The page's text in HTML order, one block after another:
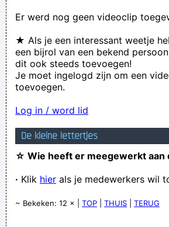
Heeft vandaag iemand
Laat het vanuit de diepten van
Moet ik echt die
Omdat God ooit mijn imaginaire
heb geen tuin) en die
Er werd nog geen videoclip
★ Als je een interessant weetje
een bijrol van een bekend
dit ook steeds toevoegen!
Je moet ingelogd zijn om een
toevoegen.
Log in / word lid
De kleine lettertjes
☆ Wie heeft er meegewerkt aan
· Klik hier als je medewerkers wil
~ Bekeken: 12 × | TOP THUIS TERUG